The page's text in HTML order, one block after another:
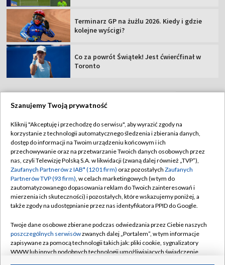
Terminarz GP na żużlu 2026. Kiedy i gdzie
kolejne wyścigi?
Co za powrót Świątek! Jest ćwierćfinał w
Toronto
Abonament TVP
Sklep TVP
Biuro Reklamy
Oferta Handlowa
Telegazeta ogłoszenia
Rada Programowa
Ogłoszenia przetargowe
Regulamin TVP
Polityka prywatności
Moje zgody
Biuro reklamy
Kontakt
Kanały
©2026 Telewizja Polska Spółka Akcyjna w likwidacji
Szanujemy Twoją prywatność
Kliknij "Akceptuję i przechodzę do serwisu", aby wyrazić zgody na
korzystanie z technologii automatycznego śledzenia i zbierania danych,
dostęp do informacji na Twoim urządzeniu końcowym i ich
przechowywanie oraz na przetwarzanie Twoich danych osobowych przez
nas, czyli Telewizję Polską S.A. w likwidacji (zwaną dalej również „TVP”),
Zaufanych Partnerów z IAB* (1201 firm) oraz pozostałych Zaufanych
Partnerów TVP (93 firm), w celach marketingowych (w tym do
zautomatyzowanego dopasowania reklam do Twoich zainteresowań i
mierzenia ich skuteczności) i pozostałych, które wskazujemy poniżej, a
także zgody na udostępnianie przez nas identyfikatora PPID do Google.
Twoje dane osobowe zbierane podczas odwiedzania przez Ciebie naszych
poszczególnych serwisówzwanych dalej „Portalem”, w tym informacje
zapisywane za pomocą technologii takich jak: pliki cookie, sygnalizatory
WWW lub innych podobnych technologii umożliwiających świadczenie